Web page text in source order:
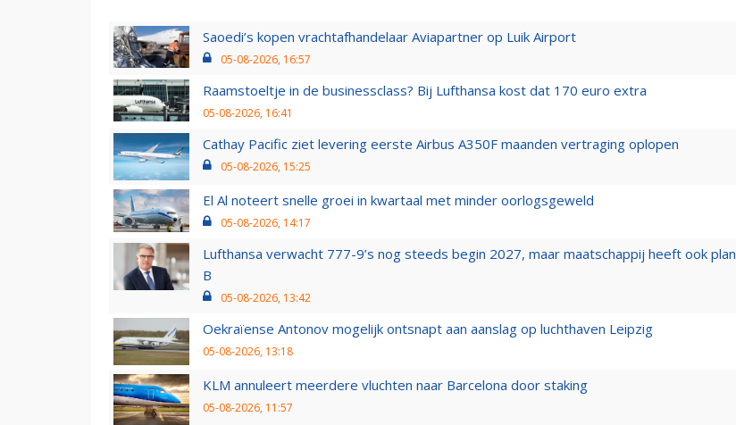
Saoedi’s kopen vrachtafhandelaar Aviapartner op Luik Airport
05-08-2026, 16:57
Raamstoeltje in de businessclass? Bij Lufthansa kost dat 170 euro extra
05-08-2026, 16:41
Cathay Pacific ziet levering eerste Airbus A350F maanden vertraging oplopen
05-08-2026, 15:25
El Al noteert snelle groei in kwartaal met minder oorlogsgeweld
05-08-2026, 14:17
Lufthansa verwacht 777-9’s nog steeds begin 2027, maar maatschappij heeft ook plan
B
05-08-2026, 13:42
Oekraïense Antonov mogelijk ontsnapt aan aanslag op luchthaven Leipzig
05-08-2026, 13:18
KLM annuleert meerdere vluchten naar Barcelona door staking
05-08-2026, 11:57